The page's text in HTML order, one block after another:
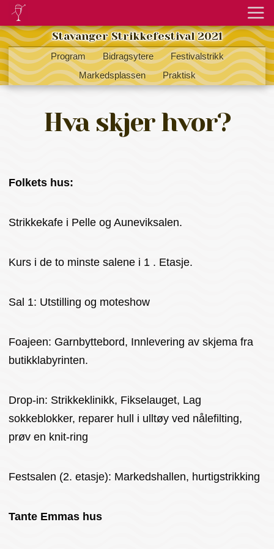
Stavanger Strikkefestival 2021
Program Bidragsytere
Festivalstrikk
Markedsplassen
Praktisk
Hva skjer hvor?
Folkets hus:
Strikkekafe i Pelle og Auneviksalen.
Kurs i de to minste salene i 1 . Etasje.
Sal 1: Utstilling og moteshow
Foajeen: Garnbyttebord, Innlevering av skjema fra
butikklabyrinten.
Drop-in: Strikkeklinikk, Fikselauget, Lag
sokkeblokker, reparer hull i ulltøy ved nålefilting,
prøv en knit-ring
Festsalen (2. etasje): Markedshallen, hurtigstrikking
Tante Emmas hus